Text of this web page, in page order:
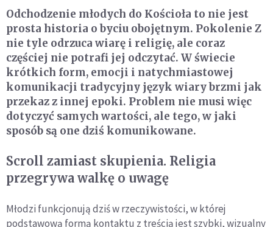
Odchodzenie młodych do Kościoła to nie jest
prosta historia o byciu obojętnym. Pokolenie Z
nie tyle odrzuca wiarę i religię, ale coraz
częściej nie potrafi jej odczytać. W świecie
krótkich form, emocji i natychmiastowej
komunikacji tradycyjny język wiary brzmi jak
przekaz z innej epoki. Problem nie musi więc
dotyczyć samych wartości, ale tego, w jaki
sposób są one dziś komunikowane.
Scroll zamiast skupienia. Religia
przegrywa walkę o uwagę
Młodzi funkcjonują dziś w rzeczywistości, w której
podstawową formą kontaktu z treścią jest szybki, wizualny